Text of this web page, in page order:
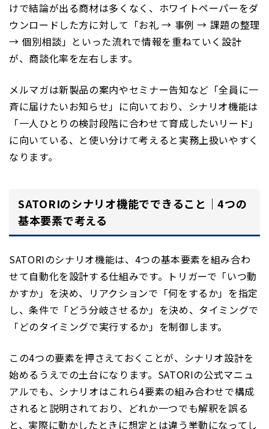
けで結論が出る商材は多くなく、ホワイトペーパーをダ
ウンロードした方に対して「お礼 → 事例 → 課題の整理
→ 個別相談」といった流れで情報を重ねていく設計
が、商談化率を左右します。
メルマガは新製品の案内やセミナー告知など「全員に一
斉に届けたいお知らせ」に向いており、シナリオ機能は
「一人ひとりの検討段階に合わせて育成したいリード」
に向いている、と使い分けて考えると実務上扱いやすく
なります。
SATORIのシナリオ機能でできること｜4つの
基本要素で考える
SATORIのシナリオ機能は、4つの基本要素を組み合わ
せて自動化を設計する仕組みです。トリガーで「いつ動
かすか」を決め、リアクションで「何をするか」を指定
し、条件で「どう分岐させるか」を決め、タイミングで
「どのタイミングで実行するか」を制御します。
この4つの要素を押さえておくことが、シナリオ設計を
始めるうえでの土台になります。SATORIの公式マニュ
アルでも、シナリオはこれら4要素の組み合わせで構成
されると説明されており、どれか一つでも解釈を誤る
と、実際に動かしたときに想定とは違う挙動になってし